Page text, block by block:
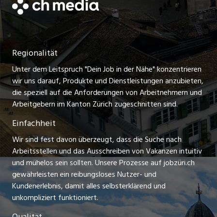
Festanstellungen
Temporäre Jobs
Freelance Jobs
Praktikum-Jobs
Lehrstellen
Ferienjobs
Führungspositionen
Arbeitgeber
Jobline
Datenschutzerklärung
Nutzungsbedingungen
Impressum
Stellenmeldepflicht
jobmittelland.ch
zentraljob.ch
myjob.ch
schaffu.ch (VS)
ajourjob.ch
limmattalerzeitung.ch
radio24.ch
toxic.fm
Regionalität
Unter dem Leitspruch "Dein Job in der Nähe" konzentrieren
wir uns darauf, Produkte und Dienstleistungen anzubieten,
die speziell auf die Anforderungen von Arbeitnehmern und
Arbeitgebern im Kanton Zürich zugeschnitten sind.
Einfachheit
Wir sind fest davon überzeugt, dass die Suche nach
Arbeitsstellen und das Ausschreiben von Vakanzen intuitiv
und mühelos sein sollten. Unsere Prozesse auf jobzüri.ch
gewährleisten ein reibungsloses Nutzer- und
Kundenerlebnis, damit alles selbsterklärend und
unkompliziert funktioniert.